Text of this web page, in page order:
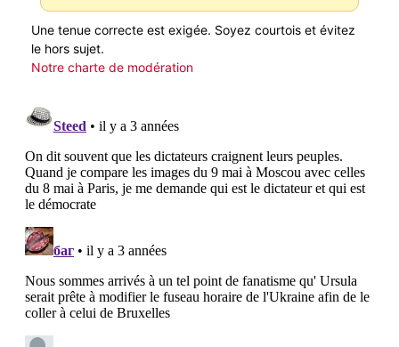
Une tenue correcte est exigée. Soyez courtois et évitez
le hors sujet.
Notre charte de modération